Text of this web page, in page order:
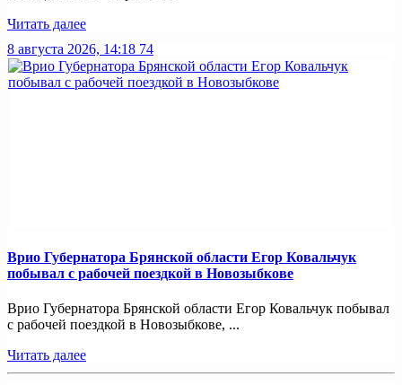
Читать далее
8 августа 2026, 14:18 74
Врио Губернатора Брянской области Егор Ковальчук
побывал с рабочей поездкой в Новозыбкове
Врио Губернатора Брянской области Егор Ковальчук побывал
с рабочей поездкой в Новозыбкове, ...
Читать далее